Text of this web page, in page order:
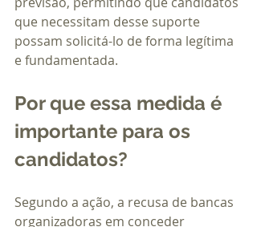
que necessitam desse suporte
possam solicitá-lo de forma legítima
e fundamentada.
Por que essa medida é
importante para os
candidatos?
Segundo a ação, a recusa de bancas
organizadoras em conceder